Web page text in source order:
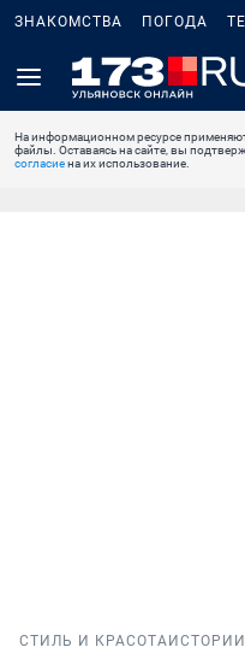
ЗНАКОМСТВА ПОГОДА
На информационном ресурсе
файлы. Оставаясь на сайте, вы
согласиена их использование.
СТИЛЬ И КРАСОТА ИСТОРИИ